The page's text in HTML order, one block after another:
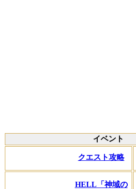
イベント
クエスト攻略
HELL「神域の